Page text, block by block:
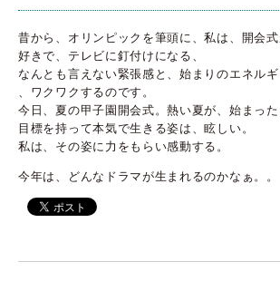
昔から、オリンピックを筆頭に、私は、開会
好きで、テレビに釘付けになる、
なんとも言えない緊張感と、始まりのエネル
、ワクワクするのです。
今日、夏の甲子園開会式。熱い夏が、始まった
目標を持って本気で生きる姿は、眩しい。
私は、その姿に力をもらい感動する。
今年は、どんなドラマが生まれるのかなぁ。。